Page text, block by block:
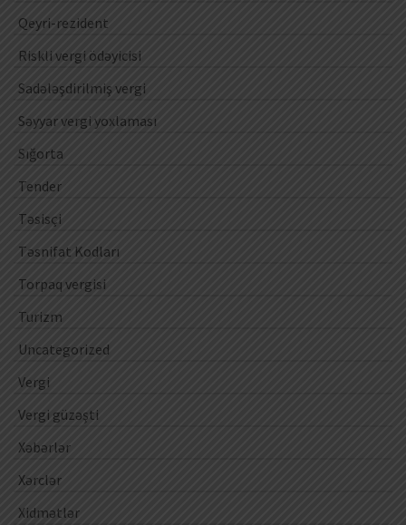
Qeyri-rezident
Riskli vergi ödəyicisi
Sadələşdirilmiş vergi
Səyyar vergi yoxlaması
Sığorta
Tender
Təsisçi
Təsnifat Kodları
Torpaq vergisi
Turizm
Uncategorized
Vergi
Vergi güzəşti
Xəbərlər
Xərclər
Xidmətlər